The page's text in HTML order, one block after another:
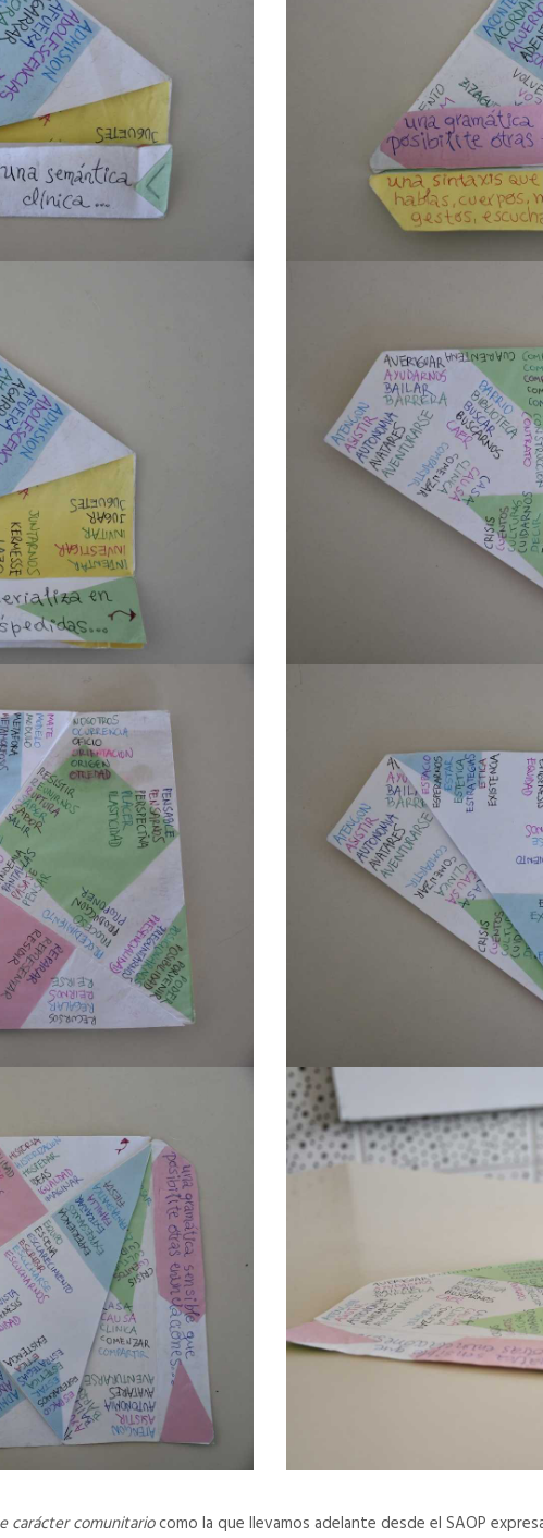
carácter comunitariocomo la que llevamos adelante desde el SAOP